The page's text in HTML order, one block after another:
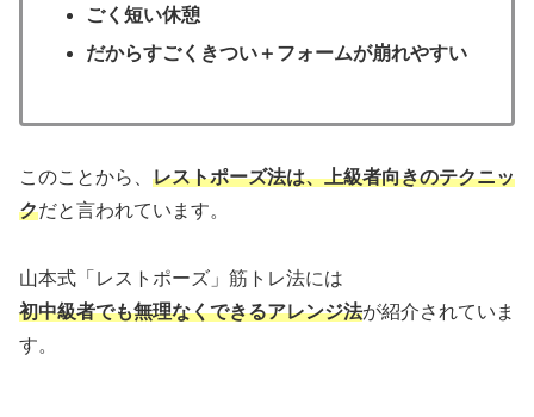
ごく短い休憩
だからすごくきつい＋フォームが崩れやすい
このことから、 レストポーズ法は、上級者向きのテクニッ
クだと言われています。
山本式「レストポーズ」筋トレ法には
初中級者でも無理なくできるアレンジ法が紹介されていま
す。